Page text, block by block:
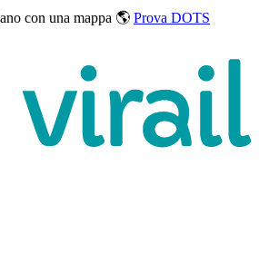
con una mappa 🌎 Prova DOTS